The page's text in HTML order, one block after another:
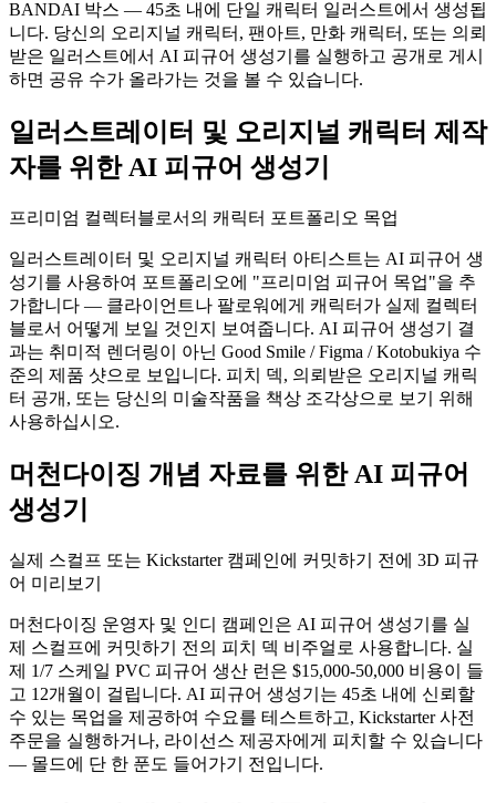
BANDAI 박스 — 45초 내에 단일 캐릭터 일러스트에서 생성됩
니다. 당신의 오리지널 캐릭터, 팬아트, 만화 캐릭터, 또는 의뢰
받은 일러스트에서 AI 피규어 생성기를 실행하고 공개로 게시
하면 공유 수가 올라가는 것을 볼 수 있습니다.
일러스트레이터 및 오리지널 캐릭터 제작
자를 위한 AI 피규어 생성기
프리미엄 컬렉터블로서의 캐릭터 포트폴리오 목업
일러스트레이터 및 오리지널 캐릭터 아티스트는 AI 피규어 생
성기를 사용하여 포트폴리오에 "프리미엄 피규어 목업"을 추
가합니다 — 클라이언트나 팔로워에게 캐릭터가 실제 컬렉터
블로서 어떻게 보일 것인지 보여줍니다. AI 피규어 생성기 결
과는 취미적 렌더링이 아닌 Good Smile / Figma / Kotobukiya 수
준의 제품 샷으로 보입니다. 피치 덱, 의뢰받은 오리지널 캐릭
터 공개, 또는 당신의 미술작품을 책상 조각상으로 보기 위해
사용하십시오.
머천다이징 개념 자료를 위한 AI 피규어
생성기
실제 스컬프 또는 Kickstarter 캠페인에 커밋하기 전에 3D 피규
어 미리보기
머천다이징 운영자 및 인디 캠페인은 AI 피규어 생성기를 실
제 스컬프에 커밋하기 전의 피치 덱 비주얼로 사용합니다. 실
제 1/7 스케일 PVC 피규어 생산 런은 $15,000-50,000 비용이 들
고 12개월이 걸립니다. AI 피규어 생성기는 45초 내에 신뢰할
수 있는 목업을 제공하여 수요를 테스트하고, Kickstarter 사전
주문을 실행하거나, 라이선스 제공자에게 피치할 수 있습니다
— 몰드에 단 한 푼도 들어가기 전입니다.